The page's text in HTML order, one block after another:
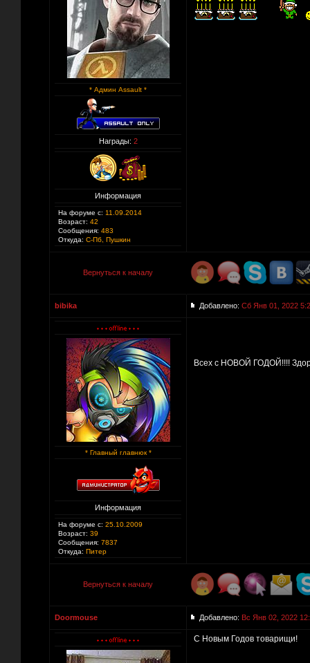
* Админ Assault *
Награды: 2
Информация
На форуме с: 11.09.2014
Возраст: 42
Сообщения: 483
Откуда: С-Пб, Пушкин
Вернуться к началу
bibika Добавлено: Сб Янв 01, 2022
* Главный главнюк *
Информация
На форуме с: 25.10.2009
Возраст: 39
Сообщения: 7837
Откуда: Питер
Всех с НОВОЙ ГОДОЙ!!!!
Вернуться к началу
Doormouse Добавлено: Вс Янв 02, 2022
С Новым Годов товарищи!